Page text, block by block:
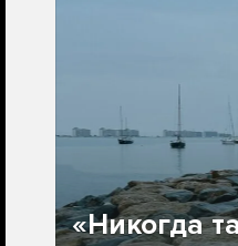
«Никогда